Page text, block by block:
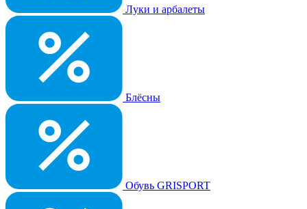
Луки и арбалеты
Блёсны
Обувь GRISPORT